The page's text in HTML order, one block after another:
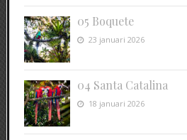
05 Boquete
23 januari 2026
04 Santa Catalina
18 januari 2026